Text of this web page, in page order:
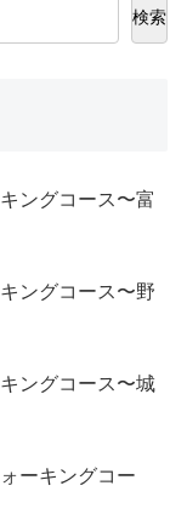
検索
ングコース〜富
ングコース〜野
ングコース〜城
ーキングコー